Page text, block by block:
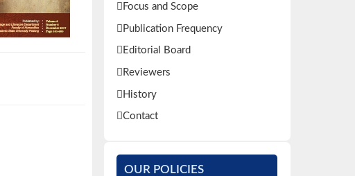
Focus and Scope
Publication Frequency
Editorial Board
Reviewers
History
Contact
OUR POLICIES